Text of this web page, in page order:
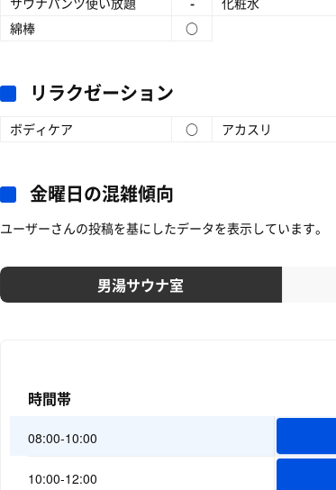
綿棒
○
リラクゼーション
ボディケア ○ アカスリ
金曜日の混雑傾向
ユーザーさんの投稿を基にしたデータを表示しています。
男湯サウナ室
時間帯
08:00-10:00
10:00-12:00